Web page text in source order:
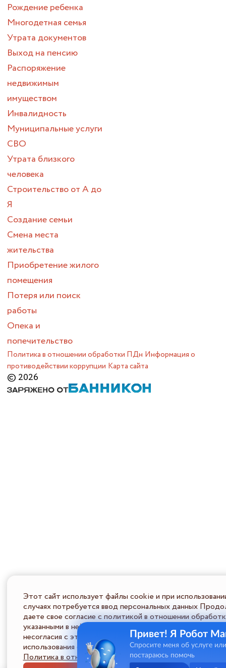
Рождение ребенка
Многодетная семья
Утрата документов
Выход на пенсию
Распоряжение
недвижимым
имуществом
Инвалидность
Муниципальные услуги
СВО
Утрата близкого
человека
Строительство от А до
Я
Создание семьи
Смена места
жительства
Приобретение жилого
помещения
Потеря или поиск
работы
Опека и
попечительство
Политика в отношении обработки ПДн Информация о
противодействии коррупции Карта сайта
© 2026
Этот сайт использует файлы cookie и при
случаях потребуется ввод персональных данных
даете свое согласие с политикой в отношении
указанными в ней условиями обработки персональной
несогласия с этими условиями Пользователь должен
использования сайта.
Политика в отношении обработки ПД
Привет! Я Робот
Спросите меня об услуге
постараюсь помочь